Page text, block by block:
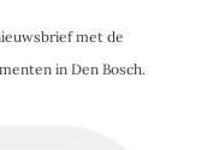
met de
in Den Bosch.